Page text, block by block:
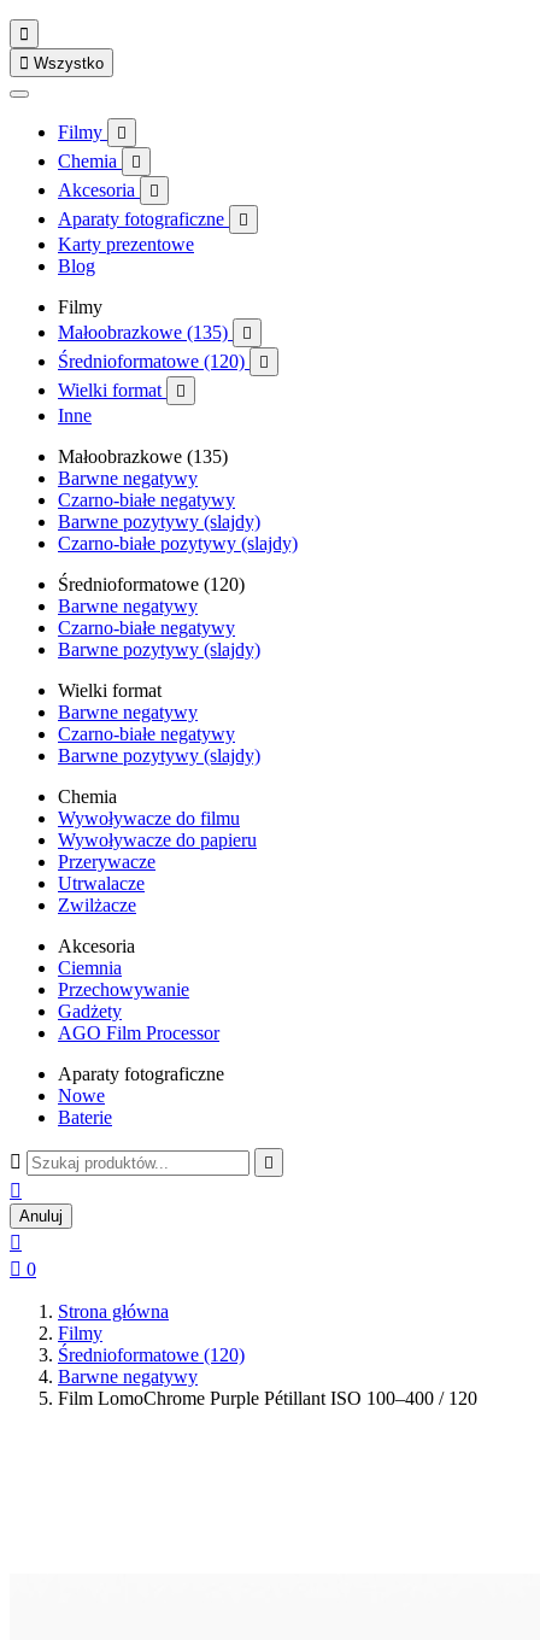

 Wszystko
Filmy 
Chemia 
Akcesoria 
Aparaty fotograficzne 
Karty prezentowe
Blog
Filmy
Małoobrazkowe (135)

Średnioformatowe (120) 
Wielki format 
Inne
Małoobrazkowe (135)
Barwne negatywy
Czarno-białe negatywy
Barwne pozytywy (slajdy)
Czarno-białe pozytywy (slajdy)
Średnioformatowe (120)
Barwne negatywy
Czarno-białe negatywy
Barwne pozytywy (slajdy)
Wielki format
Barwne negatywy
Czarno-białe negatywy
Barwne pozytywy (slajdy)
Chemia
Wywoływacze do filmu
Wywoływacze do papieru
Przerywacze
Utrwalacze
Zwilżacze
Akcesoria
Ciemnia
Przechowywanie
Gadżety
AGO Film Processor
Aparaty fotograficzne
Nowe
Baterie
 

Anuluj

 0
Strona główna
Filmy
Średnioformatowe (120)
Barwne negatywy
Film LomoChrome Purple Pétillant ISO 100–400 / 120